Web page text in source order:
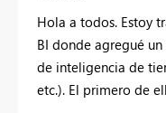
Hola a todos. Estoy
BI donde agregué
de inteligencia de
etc.). El primero de